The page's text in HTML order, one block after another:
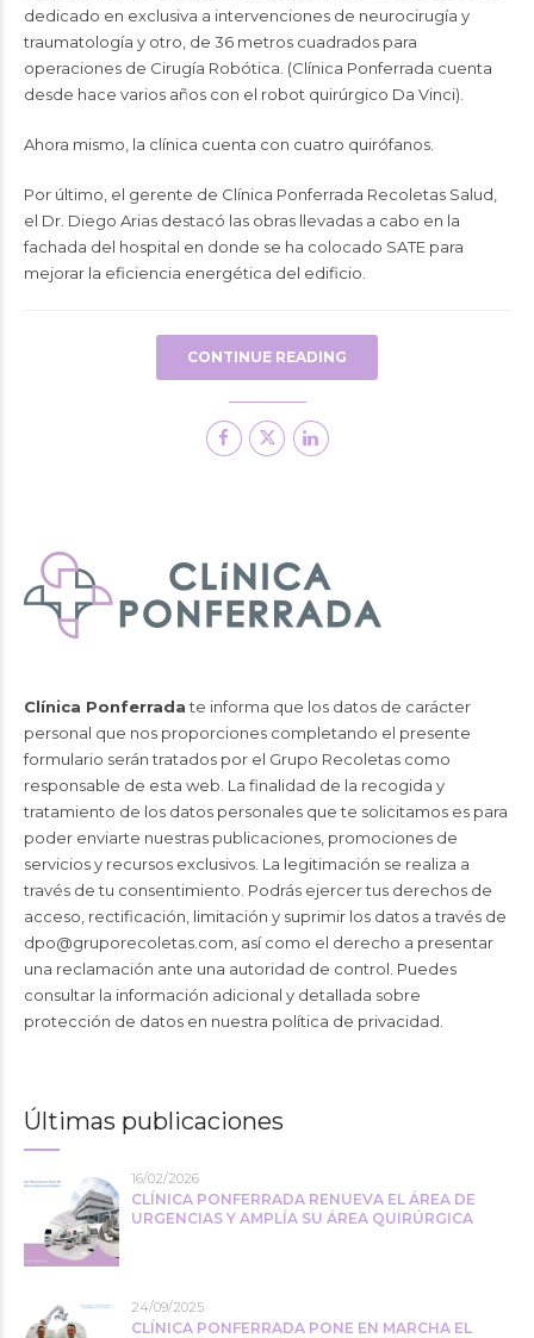
dedicado en exclusiva a intervenciones de neurocirugía y
traumatología y otro, de 36 metros cuadrados para
operaciones de Cirugía Robótica. (Clínica Ponferrada cuenta
desde hace varios años con el robot quirúrgico Da Vinci).
Ahora mismo, la clínica cuenta con cuatro quirófanos.
Por último, el gerente de Clínica Ponferrada Recoletas Salud,
el Dr. Diego Arias destacó las obras llevadas a cabo en la
fachada del hospital en donde se ha colocado SATE para
mejorar la eficiencia energética del edificio.
CONTINUE READING
Clínica Ponferradate informa que los datos de carácter
personal que nos proporciones completando el presente
formulario serán tratados por el Grupo Recoletas como
responsable de esta web. La finalidad de la recogida y
tratamiento de los datos personales que te solicitamos es para
poder enviarte nuestras publicaciones, promociones de
servicios y recursos exclusivos. La legitimación se realiza a
través de tu consentimiento. Podrás ejercer tus derechos de
acceso, rectificación, limitación y suprimir los datos a través de
dpo@gruporecoletas.com , así como el derecho a presentar
una reclamación ante una autoridad de control. Puedes
consultar la información adicional y detallada sobre
protección de datos en nuestra política de privacidad
Últimas publicaciones
16/02/2026
CLÍNICA PONFERRADA RENUEVA EL ÁREA DE
URGENCIAS Y AMPLÍA SU ÁREA QUIRÚRGICA
24/09/2025
CLÍNICA PONFERRADA PONE EN MARCHA EL